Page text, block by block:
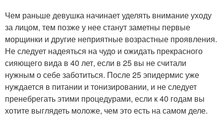
Чем раньше девушка начинает уделять внимание уходу
за лицом, тем позже у нее станут заметны первые
морщинки и другие неприятные возрастные проявления.
Не следует надеяться на чудо и ожидать прекрасного
сияющего вида в 40 лет, если в 25 вы не считали
нужным о себе заботиться. После 25 эпидермис уже
нуждается в питании и тонизировании, и не следует
пренебрегать этими процедурами, если к 40 годам вы
хотите выглядеть моложе, чем это есть на самом деле.